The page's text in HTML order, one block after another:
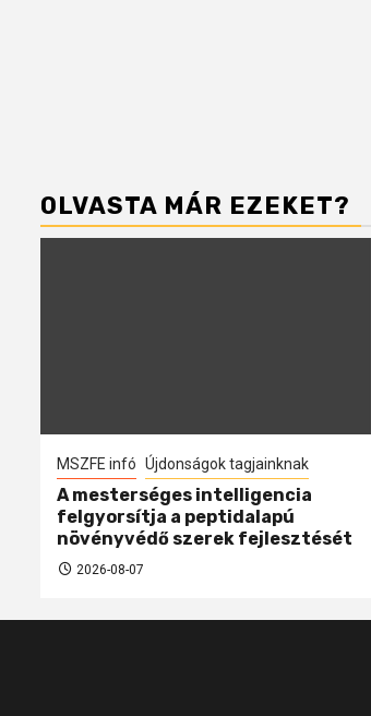
OLVASTA MÁR EZEKET?
MSZFE infó Újdonságok tagjainknak
A mesterséges intelligencia
felgyorsítja a peptidalapú
növényvédő szerek fejlesztését
2026-08-07